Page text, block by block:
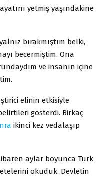
yetmiş yaşındakine
bırakmıştım belki,
becermiştim. Ona
ve insanın içine
elinin etkisiyle
gösterdi. Birkaç
ikinci kez vedalaşıp
aylar boyunca Türk
okuduk. Devletin